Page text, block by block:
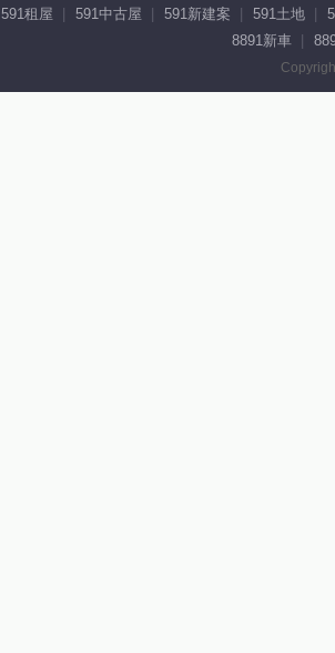
591租屋 591中古屋 591新建案 591土地
8891新車